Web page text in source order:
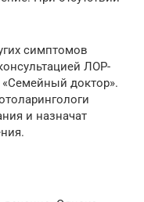
симптомов
ЛОР-
доктор».
и назначат